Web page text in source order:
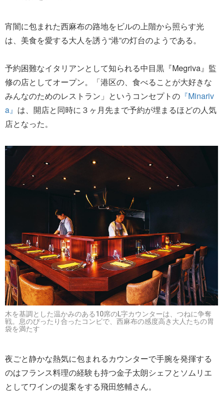
宵闇に包まれた西麻布の路地をビルの上階から照らす光
は、美食を愛する大人を誘う“港”の灯台のようである。
予約困難なイタリアンとして知られる中目黒『Megriva』監
修の店としてオープン。「港区の、食べることが大好きな
みんなのためのレストラン」というコンセプトの 『Minariv
a』 は、開店と同時に３ヶ月先まで予約が埋まるほどの人気
店となった。
木を基調とした温かみのある10席のL字カウンターは、つねに争奪
戦。息のぴったり合ったコンビで、西麻布の感度高き大人たちの胃
袋を満たす
夜ごと静かな熱気に包まれるカウンターで手腕を発揮する
のはフランス料理の経験も持つ金子太朗シェフとソムリエ
としてワインの提案をする飛田悠輔さん。